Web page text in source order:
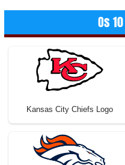
Os
Kansas City Chiefs Logo